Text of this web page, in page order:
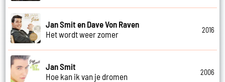
Jan Smit en Dave Von Raven
Het wordt weer zomer
2016
Jan Smit
Hoe kan ik van je dromen
2006